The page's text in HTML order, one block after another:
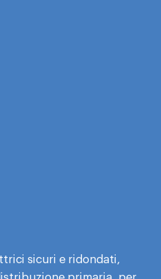
sicuri e ridondati,